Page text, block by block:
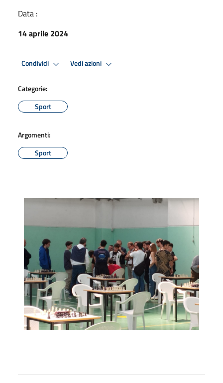
Data :
14 aprile 2024
Condividi Vedi azioni
Categorie:
Sport
Argomenti:
Sport